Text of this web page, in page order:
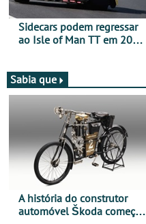
Sidecars podem regressar
ao Isle of Man TT em 2027
Sabia que
A história do construtor
automóvel Škoda começou